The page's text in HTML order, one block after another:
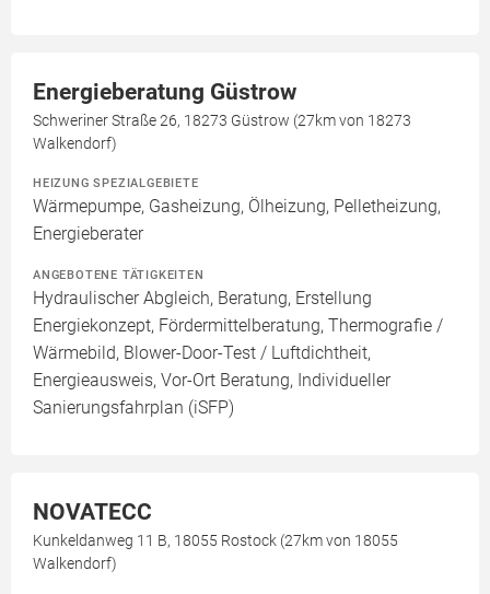
Energieberatung Güstrow
Schweriner Straße 26, 18273 Güstrow (27km von 18273
Walkendorf)
HEIZUNG SPEZIALGEBIETE
Wärmepumpe, Gasheizung, Ölheizung, Pelletheizung,
Energieberater
ANGEBOTENE TÄTIGKEITEN
Hydraulischer Abgleich, Beratung, Erstellung
Energiekonzept, Fördermittelberatung, Thermografie /
Wärmebild, Blower-Door-Test / Luftdichtheit,
Energieausweis, Vor-Ort Beratung, Individueller
Sanierungsfahrplan (iSFP)
NOVATECC
Kunkeldanweg 11 B, 18055 Rostock (27km von 18055
Walkendorf)